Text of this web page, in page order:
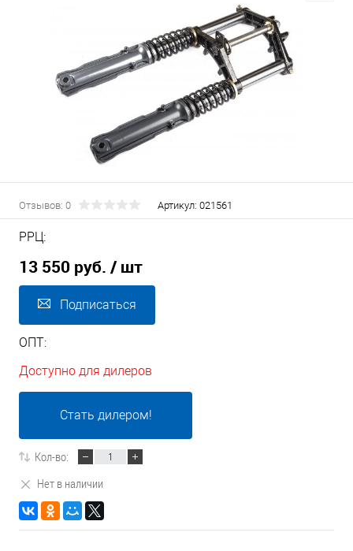
Отзывов: 0 Артикул: 021561
РРЦ:
13 550 руб. / шт
Подписаться
ОПТ:
Доступно для дилеров
Стать дилером!
Кол-во:
Нет в наличии